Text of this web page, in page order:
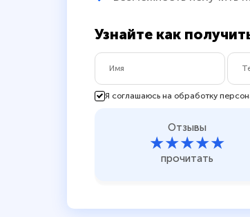
Узнайте как
Я соглашаюсь на обработку
Отзывы
★★★★★
прочитать